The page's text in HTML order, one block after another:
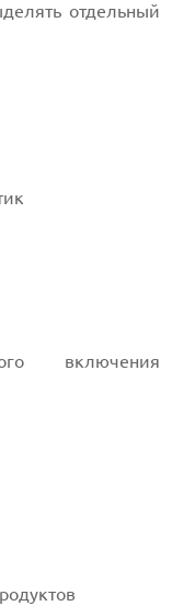
отдельный
включения